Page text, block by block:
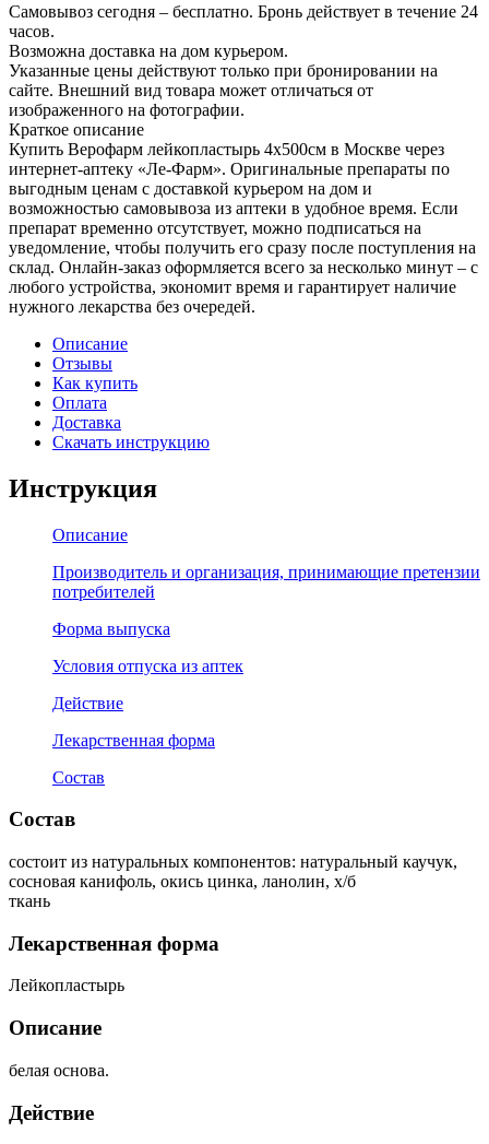
Самовывоз сегодня – бесплатно. Бронь действует в течение 24
часов.
Возможна доставка на дом курьером.
Указанные цены действуют только при бронировании на
сайте. Внешний вид товара может отличаться от
изображенного на фотографии.
Краткое описание
Купить Верофарм лейкопластырь 4х500см в Москве через
интернет-аптеку «Ле-Фарм». Оригинальные препараты по
выгодным ценам с доставкой курьером на дом и
возможностью самовывоза из аптеки в удобное время. Если
препарат временно отсутствует, можно подписаться на
уведомление, чтобы получить его сразу после поступления на
склад. Онлайн-заказ оформляется всего за несколько минут – с
любого устройства, экономит время и гарантирует наличие
нужного лекарства без очередей.
Описание
Отзывы
Как купить
Оплата
Доставка
Скачать инструкцию
Инструкция
Описание
Производитель и организация, принимающие претензии
потребителей
Форма выпуска
Условия отпуска из аптек
Действие
Лекарственная форма
Состав
Состав
состоит из натуральных компонентов: натуральный каучук,
сосновая канифоль, окись цинка, ланолин, х/б
ткань
Лекарственная форма
Лейкопластырь
Описание
белая основа.
Действие